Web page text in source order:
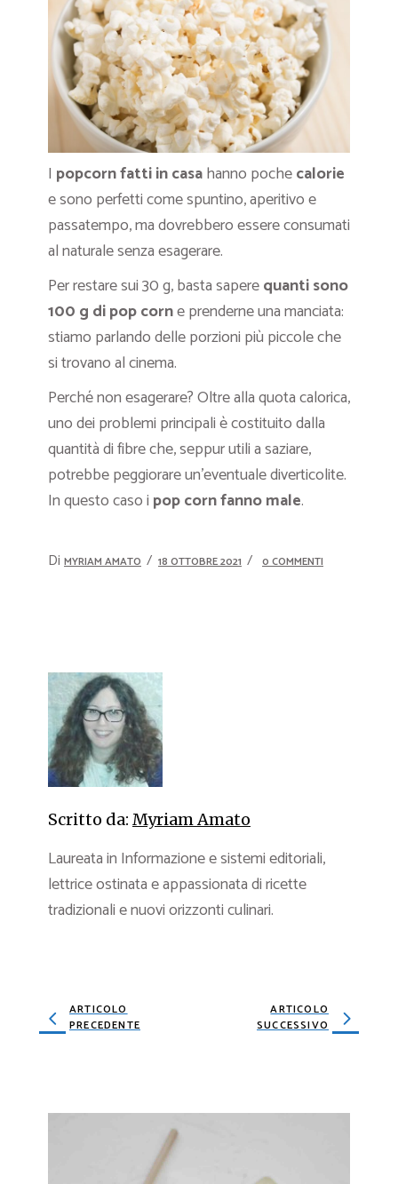
I popcorn fatti in casahanno pochecalorie
e sono perfetti come spuntino, aperitivo e
passatempo, ma dovrebbero essere consumati
al naturale senza esagerare.
Per restare sui 30 g, basta saperequanti sono
100 g di pop corne prenderne una manciata:
stiamo parlando delle porzioni più piccole che
si trovano al cinema.
Perché non esagerare? Oltre alla quota calorica,
uno dei problemi principali è costituito dalla
quantità di fibre che, seppur utili a saziare,
potrebbe peggiorare un’eventuale diverticolite.
In questo caso i pop corn fanno male.
Di MYRIAM AMATO 18 OTTOBRE 2021 0 COMMENTI
Scritto da: Myriam Amato
Laureata in Informazione e sistemi editoriali,
lettrice ostinata e appassionata di ricette
tradizionali e nuovi orizzonti culinari.
ARTICOLO
PRECEDENTE
ARTICOLO
SUCCESSIVO